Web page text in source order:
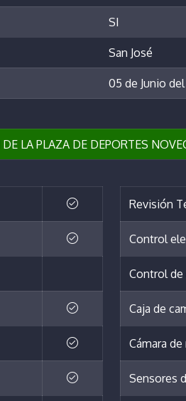
SI
San José
05 de Junio
LA PLAZA DE DEPORTES
Revisión
Control
Control de
Caja de
Cámara
Sensores